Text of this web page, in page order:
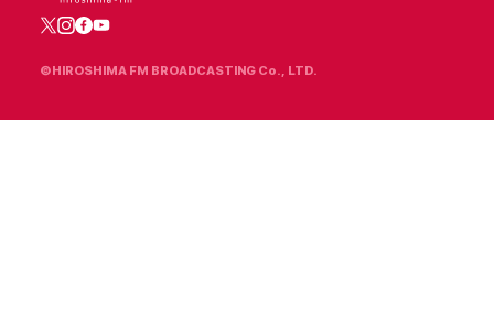
©HIROSHIMA FM BROADCASTING Co., LTD.